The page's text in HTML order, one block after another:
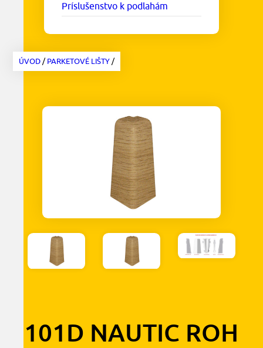
Príslušenstvo k podlahám
ÚVOD/PARKETOVÉ LIŠTY/
101D NAUTIC ROH